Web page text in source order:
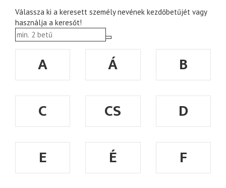
Válassza ki a keresett személy nevének kezdőbetűjét vagy
használja a keresőt!
A Á
B
C
CS
D
E
É
F